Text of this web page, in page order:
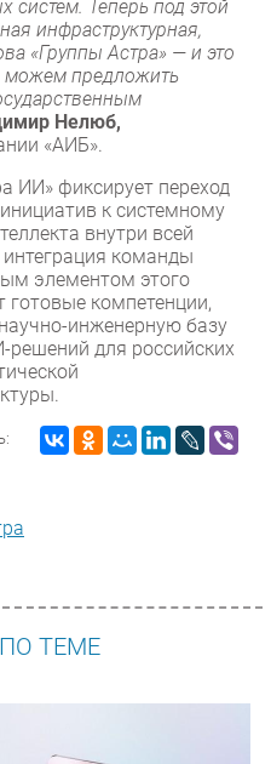
систем. Теперь под этой
инфраструктурная,
«Группы Астра» — и это
можем предложить
Нелюб,
«АИБ».
ИИ» фиксирует переход
к системному
внутри всей
команды
элементом этого
готовые компетенции,
инженерную базу
для российских
ТЕМЕ